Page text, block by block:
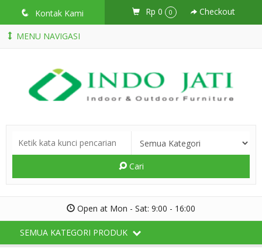
q Kontak Kami Rp 0 0 Checkout
MENU NAVIGASI
Cari
Open at Mon - Sat: 9:00 - 16:00
SEMUA KATEGORI PRODUK